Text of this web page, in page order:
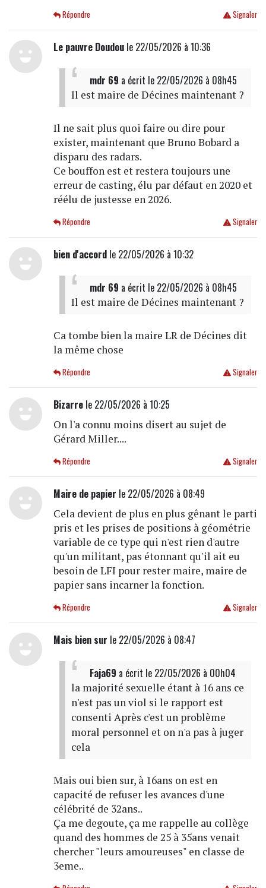
Signaler
Répondre
Le pauvre Doudoule 22/05/2026 à 10:36
mdr 69 a écrit le 22/05/2026 à 08h45
Il est maire de Décines maintenant ?
Il ne sait plus quoi faire ou dire pour
exister, maintenant que Bruno Bobard a
disparu des radars.
Ce bouffon est et restera toujours une
erreur de casting, élu par défaut en 2020 et
réélu de justesse en 2026.
Signaler
Répondre
bien d'accordle 22/05/2026 à 10:32
mdr 69 a écrit le 22/05/2026 à 08h45
Il est maire de Décines maintenant ?
Ca tombe bien la maire LR de Décines dit
la même chose
Signaler
Répondre
Bizarrele 22/05/2026 à 10:25
On l'a connu moins disert au sujet de
Gérard Miller....
Signaler
Répondre
Maire de papier le 22/05/2026 à 08:49
Cela devient de plus en plus gênant le parti
pris et les prises de positions à géométrie
variable de ce type qui n'est rien d'autre
qu'un militant, pas étonnant qu'il ait eu
besoin de LFI pour rester maire, maire de
papier sans incarner la fonction.
Signaler
Répondre
Mais bien sur le 22/05/2026 à 08:47
Faja69 a écrit le 22/05/2026 à 00h04
la majorité sexuelle étant à 16 ans ce
n'est pas un viol si le rapport est
consenti Après c'est un problème
moral personnel et on n'a pas à juger
cela
Mais oui bien sur, à 16ans on est en
capacité de refuser les avances d'une
célébrité de 32ans..
Ça me degoute, ça me rappelle au collège
quand des hommes de 25 à 35ans venait
chercher "leurs amoureuses" en classe de
3eme..